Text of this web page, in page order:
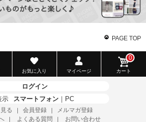
PAGE TOP
お気に入り マイページ カート
0
ログイン
示
スマートフォン ｜ PC
る 会員登録
メルマガ登録
｜ よくある質問 ｜ お問い合わせ